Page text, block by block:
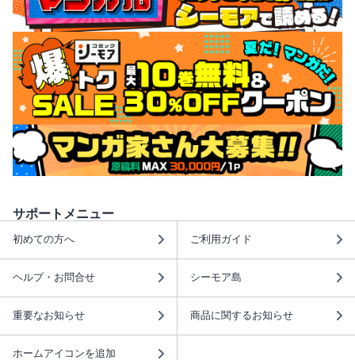
サポートメニュー
初めての方へ ご利用ガイド
ヘルプ・お問合せ シーモア島
重要なお知らせ 商品に関するお知らせ
ホームアイコンを追加